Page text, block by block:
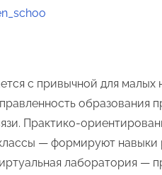
с привычной для
образования
— формируют
лаборатория —